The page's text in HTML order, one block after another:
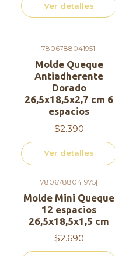
Ver detalles
Agotado7806788041951|
Molde Queque
Antiadherente
Dorado
26,5x18,5x2,7 cm 6
espacios
$2.390
Ver detalles
Agotado
7806788041975|
Molde Mini Queque
12 espacios
26,5x18,5x1,5 cm
$2.690